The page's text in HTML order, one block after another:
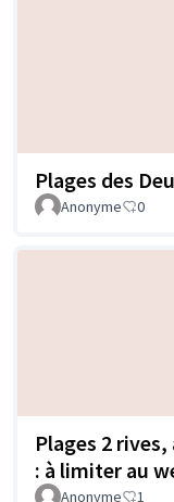
Plages des
Anonyme 0
Plages 2
: à limiter au
Anonyme 1